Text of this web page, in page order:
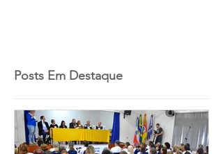
Posts Em Destaque